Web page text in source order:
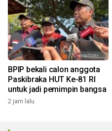
BPIP bekali calon anggota
Paskibraka HUT Ke-81 RI
untuk jadi pemimpin bangsa
2 jam lalu